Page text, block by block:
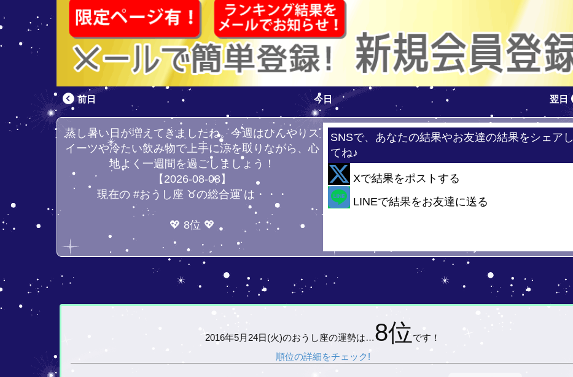
前日 今日 翌日
蒸し暑い日が増えてきましたね。今週はひんやりス
イーツや冷たい飲み物で上手に涼を取りながら、心
地よく一週間を過ごしましょう！
【2026-08-08】
現在の #おうし座 ♉の総合運 は・・・
💖 8位 💖
SNSで、あなたの結果やお友達の結果をシェアし
てね♪
Xで結果をポストする
LINEで結果をお友達に送る
2016年5月24日(火)のおうし座の運勢は…8位 です！
順位の詳細をチェック!